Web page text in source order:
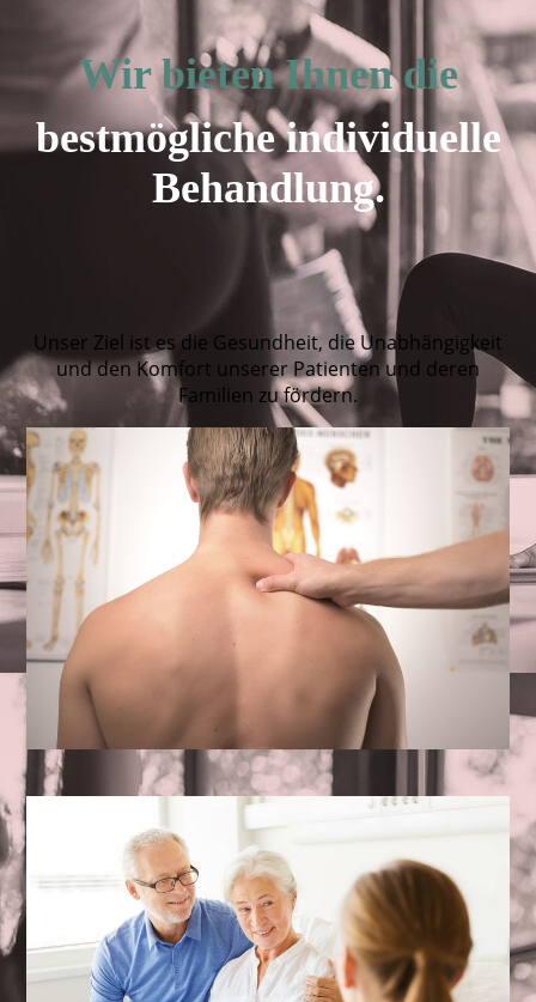
Wir bieten Ihnen die
bestmögliche individuelle
Behandlung.
Unser Ziel ist es die Gesundheit, die Unabhängigkeit
und den Komfort unserer Patienten und deren
Familien zu fördern.